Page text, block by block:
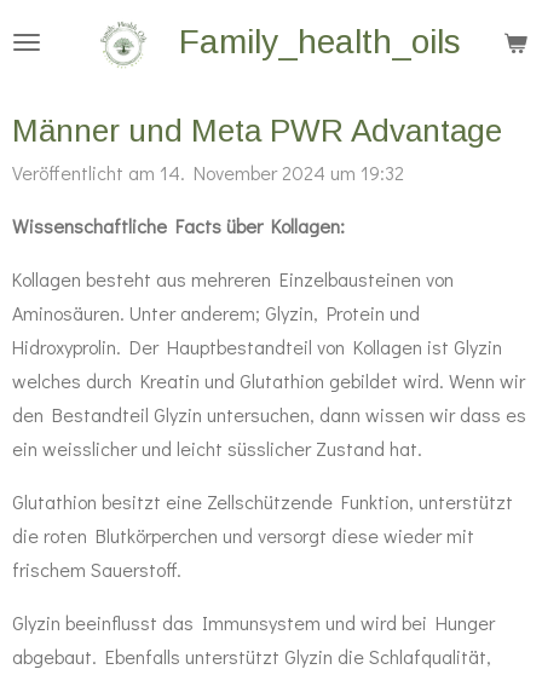
Hauptinhalt
Family_health_oils
Männer und Meta PWR Advantage
Veröffentlicht am 14. November 2024 um 19:32
Wissenschaftliche Facts über Kollagen:
Kollagen besteht aus mehreren Einzelbausteinen von
Aminosäuren. Unter anderem; Glyzin, Protein und
Hidroxyprolin. Der Hauptbestandteil von Kollagen ist Glyzin
welches durch Kreatin und Glutathion gebildet wird. Wenn wir
den Bestandteil Glyzin untersuchen, dann wissen wir dass es
ein weisslicher und leicht süsslicher Zustand hat.
Glutathion besitzt eine Zellschützende Funktion, unterstützt
die roten Blutkörperchen und versorgt diese wieder mit
frischem Sauerstoff.
Glyzin beeinflusst das Immunsystem und wird bei Hunger
abgebaut. Ebenfalls unterstützt Glyzin die Schlafqualität,